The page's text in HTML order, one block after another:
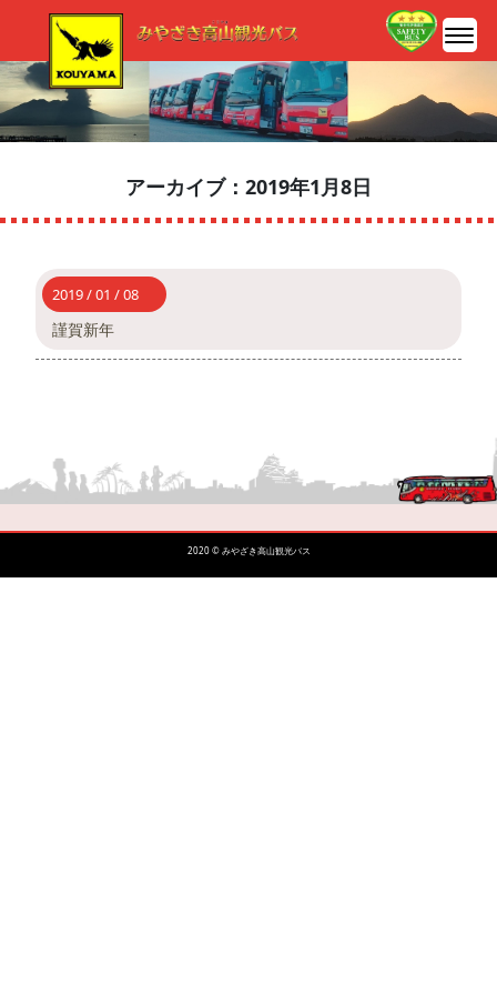
アーカイブ：2019年1月8日
2019 / 01 / 08
謹賀新年
2020 © みやざき高山観光バス